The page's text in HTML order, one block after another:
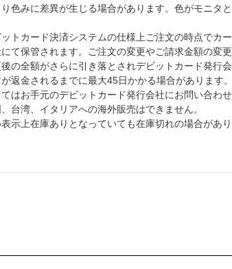
色みに差異が生じる場合があります。色がモニタ
トカード決済システムの仕様上ご注文の時点でカ
て保管されます。ご注文の変更やご請求金額の変
の全額がさらに引き落とされデビットカード発行
返金されるまでに最大45日かかる場合があります
はお手元のデビットカード発行会社にお問い合わせ
台湾、イタリアへの海外販売はできません。
示上在庫ありとなっていても在庫切れの場合があり